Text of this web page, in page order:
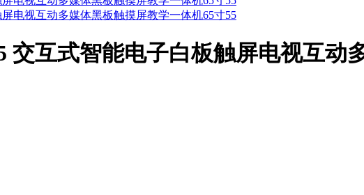
互式智能电子白板触屏电视互动